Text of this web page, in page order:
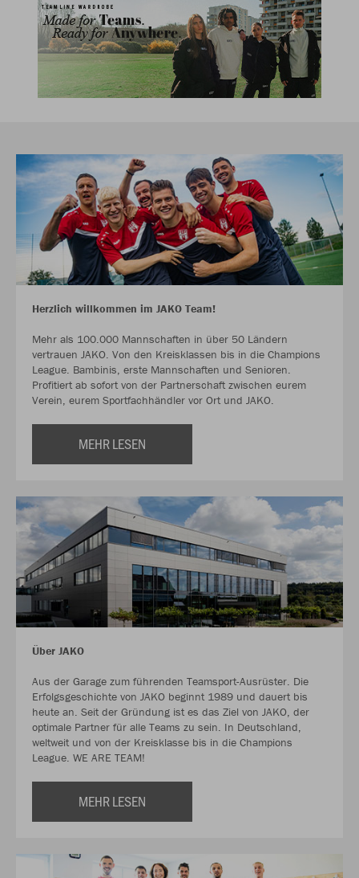
Herzlich willkommen im JAKO Team!
Mehr als 100.000 Mannschaften in über 50 Ländern
vertrauen JAKO. Von den Kreisklassen bis in die Champions
League. Bambinis, erste Mannschaften und Senioren.
Profitiert ab sofort von der Partnerschaft zwischen eurem
Verein, eurem Sportfachhändler vor Ort und JAKO.
MEHR LESEN
Über JAKO
Aus der Garage zum führenden Teamsport-Ausrüster. Die
Erfolgsgeschichte von JAKO beginnt 1989 und dauert bis
heute an. Seit der Gründung ist es das Ziel von JAKO, der
optimale Partner für alle Teams zu sein. In Deutschland,
weltweit und von der Kreisklasse bis in die Champions
League. WE ARE TEAM!
MEHR LESEN